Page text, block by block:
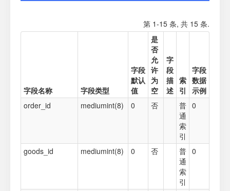
第 1-15 条, 共 15 条.
字段名称 字段类型
字段
默认
值
是
否
允
许
为
空
字
段
描
述
索
引
字段
数据
示例
order_id
mediumint(8) 0 否
普
通
索
引
0
goods_id mediumint(8) 0 否
普
通
索
引
0